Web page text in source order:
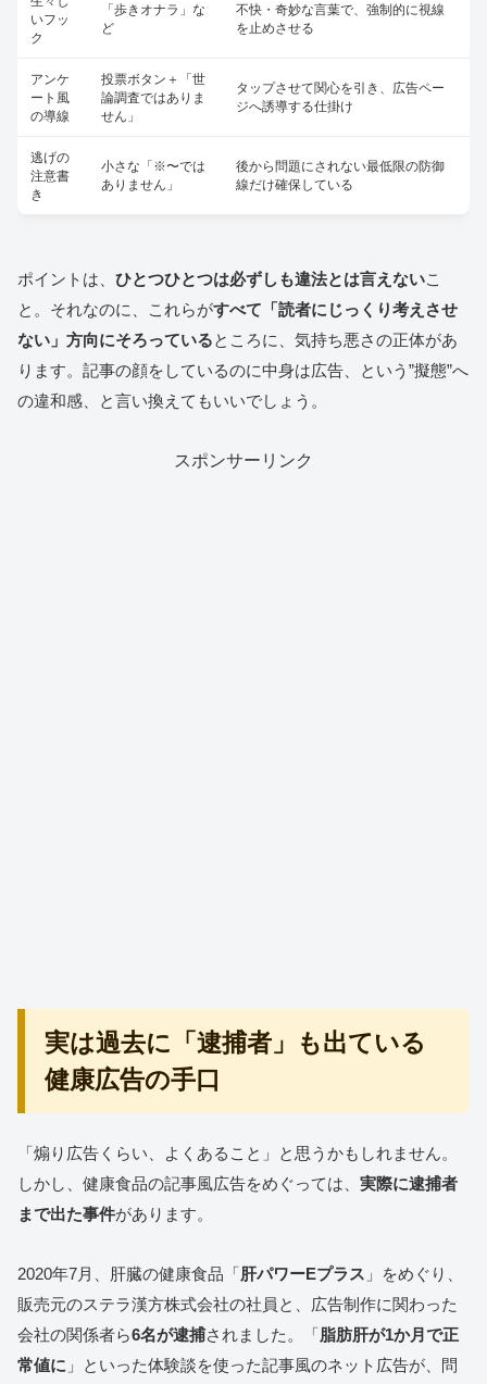
いフッ
ク
「歩きオナラ」な
ど
不快・奇妙な言葉で、強制的に視線
を止めさせる
アンケ
ート風
の導線
投票ボタン＋「世
論調査ではありま
せん」
タップさせて関心を引き、広告ペー
ジへ誘導する仕掛け
逃げの
注意書
き
小さな「※〜では
ありません」
後から問題にされない最低限の防御
線だけ確保している
ポイントは、 ひとつひとつは必ずしも違法とは言えないこ
と。それなのに、これらがすべて「読者にじっくり考えさせ
ない」方向にそろっているところに、気持ち悪さの正体があ
ります。記事の顔をしているのに中身は広告、という”擬態”へ
の違和感、と言い換えてもいいでしょう。
スポンサーリンク
実は過去に「逮捕者」も出ている
健康広告の手口
「煽り広告くらい、よくあること」と思うかもしれません。
しかし、健康食品の記事風広告をめぐっては、 実際に逮捕者
まで出た事件があります。
2020年7月、肝臓の健康食品「肝パワーEプラス 」をめぐり、
販売元のステラ漢方株式会社の社員と、広告制作に関わった
会社の関係者ら6名が逮捕されました。「脂肪肝が1か月で正
常値に 」といった体験談を使った記事風のネット広告が、問